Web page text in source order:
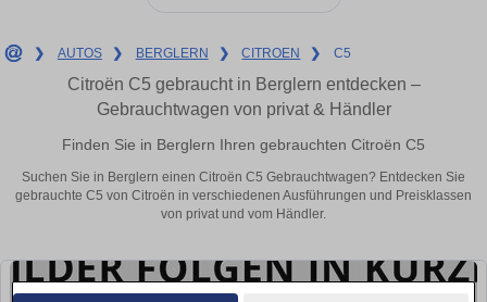
❯ AUTOS ❯ BERGLERN ❯ CITROEN ❯ C5
Citroën C5 gebraucht in Berglern entdecken –
Gebrauchtwagen von privat & Händler
Finden Sie in Berglern Ihren gebrauchten Citroën C5
Suchen Sie in Berglern einen Citroën C5 Gebrauchtwagen? Entdecken Sie
gebrauchte C5 von Citroën in verschiedenen Ausführungen und Preisklassen
von privat und vom Händler.